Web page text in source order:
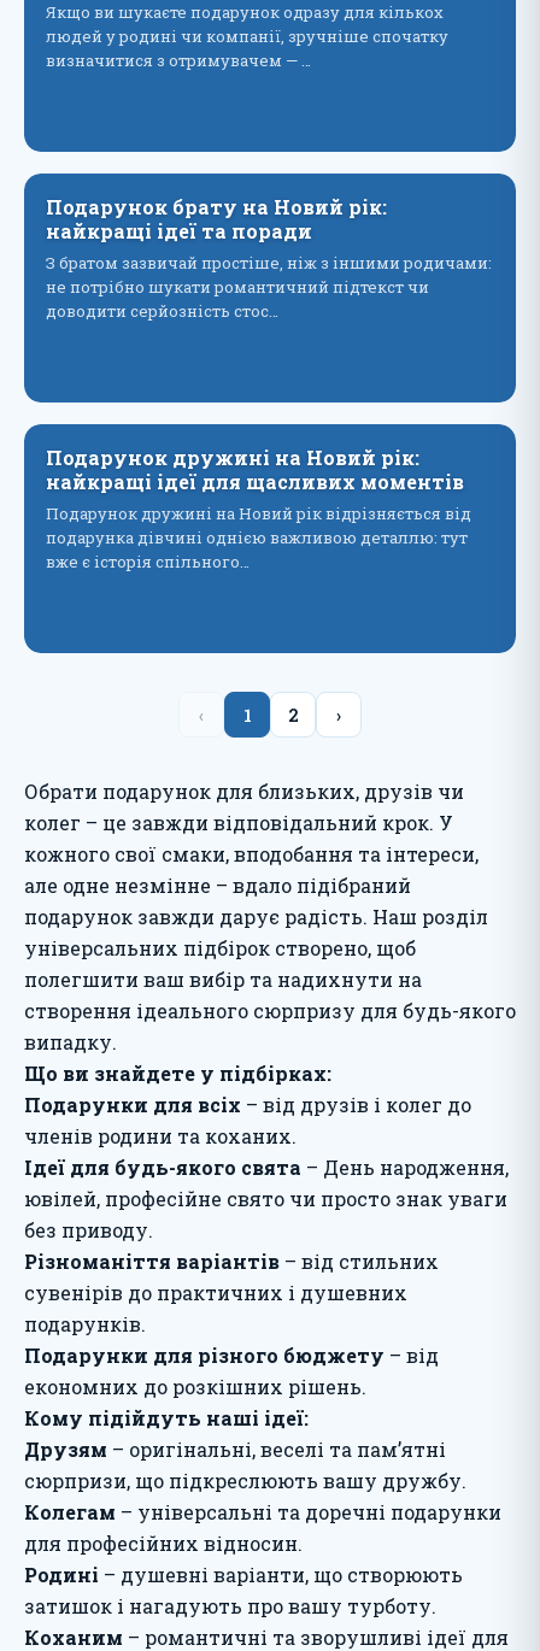
Якщо ви шукаєте подарунок одразу для кількох
людей у родині чи компанії, зручніше спочатку
визначитися з отримувачем — …
Подарунок брату на Новий рік:
найкращі ідеї та поради
З братом зазвичай простіше, ніж з іншими родичами:
не потрібно шукати романтичний підтекст чи
доводити серйозність стос…
Подарунок дружині на Новий рік:
найкращі ідеї для щасливих моментів
Подарунок дружині на Новий рік відрізняється від
подарунка дівчині однією важливою деталлю: тут
вже є історія спільного…
‹ 1 2 ›
Обрати подарунок для близьких, друзів чи
колег – це завжди відповідальний крок. У
кожного свої смаки, вподобання та інтереси,
але одне незмінне – вдало підібраний
подарунок завжди дарує радість. Наш розділ
універсальних підбірок створено, щоб
полегшити ваш вибір та надихнути на
створення ідеального сюрпризу для будь-якого
випадку.
Що ви знайдете у підбірках:
Подарунки для всіх – від друзів і колег до
членів родини та коханих.
Ідеї для будь-якого свята – День народження,
ювілей, професійне свято чи просто знак уваги
без приводу.
Різноманіття варіантів – від стильних
сувенірів до практичних і душевних
подарунків.
Подарунки для різного бюджету – від
економних до розкішних рішень.
Кому підійдуть наші ідеї:
Друзям – оригінальні, веселі та пам’ятні
сюрпризи, що підкреслюють вашу дружбу.
Колегам – універсальні та доречні подарунки
для професійних відносин.
Родині – душевні варіанти, що створюють
затишок і нагадують про вашу турботу.
Коханим – романтичні та зворушливі ідеї для